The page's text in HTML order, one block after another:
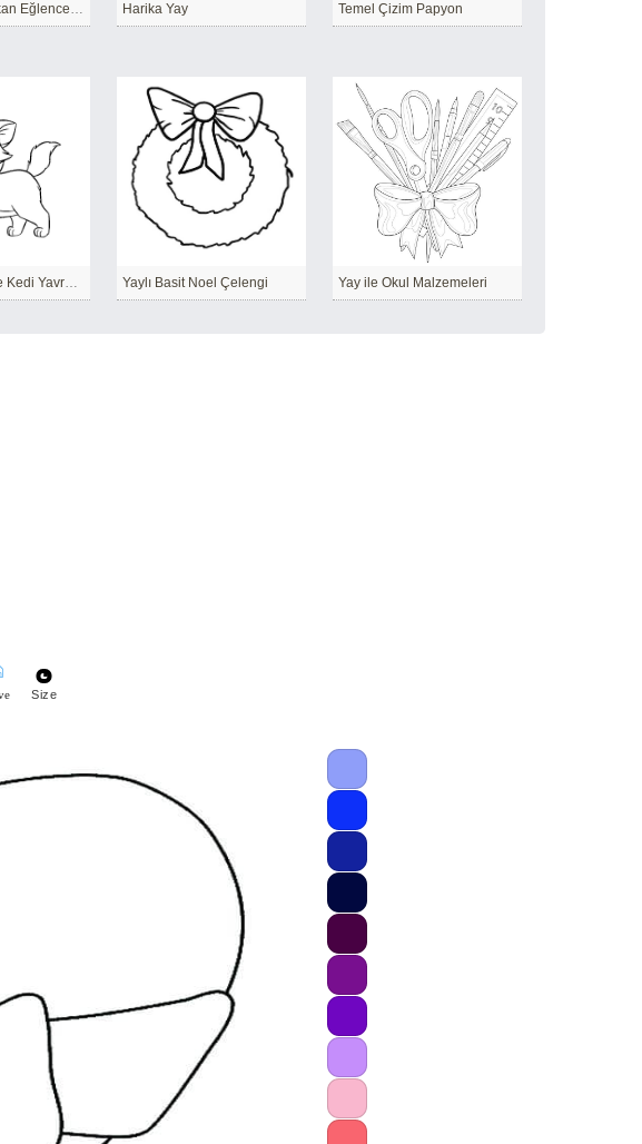
Sevimli Yay Takan Eğlenceli Kedi Yavrusu Harika Yay Temel Çizim Papyon
Güzel bir yay ile Kedi Yavrusu Yaylı Basit Noel Çelengi Yay ile Okul Malzemeleri
Size